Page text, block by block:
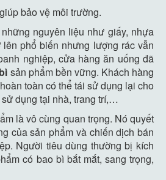
giúp bảo vệ môi trường.
nguyên liệu như giấy, nhựa
lên phổ biến nhưng lượng rác vẫn
nghiệp, cửa hàng ăn uống đã
sản phẩm bền vững. Khách hàng
toàn có thể tái sử dụng lại cho
dụng tại nhà, trang trí,…
là vô cùng quan trọng. Nó quyết
của sản phẩm và chiến dịch bán
Người tiêu dùng thường bị kích
có bao bì bắt mắt, sang trọng,